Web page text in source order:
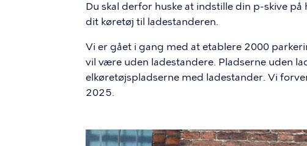
Du skal derfor huske at indstille din p-skive
dit køretøj til ladestanderen.
Vi er gået i gang med at etablere 2000
vil være uden ladestandere. Pladserne uden
elkøretøjspladserne med ladestander. Vi
2025.
Billede